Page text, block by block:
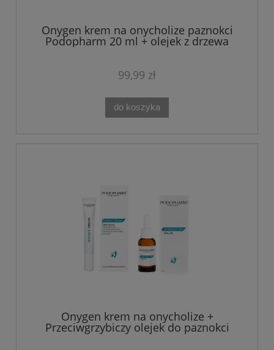
Onygen krem na onycholize paznokci
Podopharm 20 ml + olejek z drzewa
herbacianego Shamasa 10 ml
99,99 zł
do koszyka
Onygen krem na onycholize +
Przeciwgrzybiczy olejek do paznokci
MYKOBOOSTER